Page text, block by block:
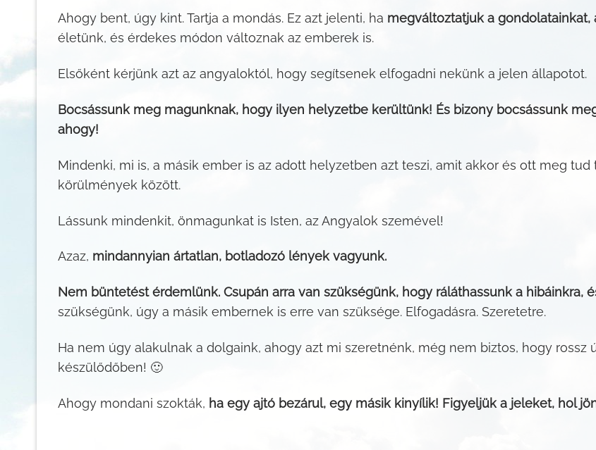
Ahogy bent, úgy kint. Tartja a mondás. Ez azt jelenti, ha megváltoztatjuk a
életünk, és érdekes módon változnak az emberek is.
Elsőként kérjünk azt az angyaloktól, hogy segítsenek elfogadni nekünk a jelen állapotot.
Bocsássunk meg magunknak, hogy ilyen helyzetbe kerültünk! És bizony bocsássunk
ahogy!
Mindenki, mi is, a másik ember is az adott helyzetben azt teszi, amit akkor és ott meg
körülmények között.
Lássunk mindenkit, önmagunkat is Isten, az Angyalok szemével!
Azaz, mindannyian ártatlan, botladozó lények vagyunk.
Nem büntetést érdemlünk. Csupán arra van szükségünk, hogy ráláthassunk a hibáinkra,
szükségünk, úgy a másik embernek is erre van szüksége. Elfogadásra. Szeretetre.
Ha nem úgy alakulnak a dolgaink, ahogy azt mi szeretnénk, még nem biztos, hogy
készülődőben! 🙂
Ahogy mondani szokták, ha egy ajtó bezárul, egy másik kinyílik! Figyeljük a jeleket, hol